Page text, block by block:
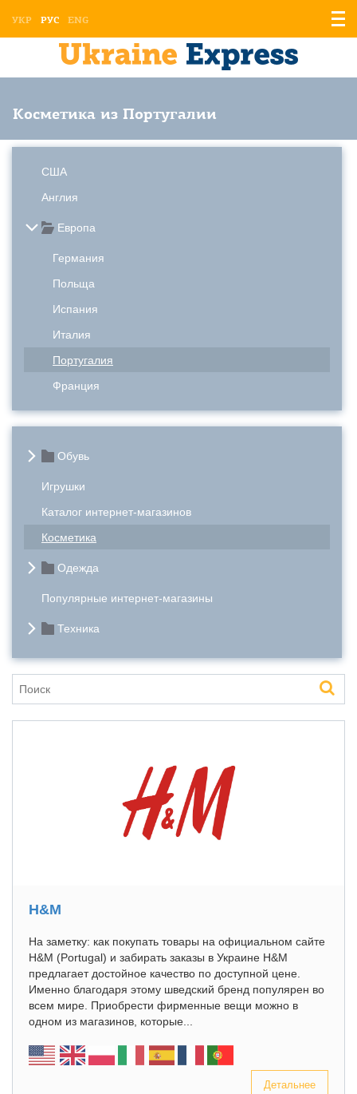
УКР РУС ENG
Косметика из Португалии
США
Англия
Европа
Германия
Польща
Испания
Италия
Португалия
Франция
Обувь
Игрушки
Каталог интернет-магазинов
Косметика
Одежда
Популярные интернет-магазины
Техника
H&M
На заметку: как покупать товары на официальном сайте
H&M (Portugal) и забирать заказы в Украине H&M
предлагает достойное качество по доступной цене.
Именно благодаря этому шведский бренд популярен во
всем мире. Приобрести фирменные вещи можно в
одном из магазинов, которые...
Детальнее